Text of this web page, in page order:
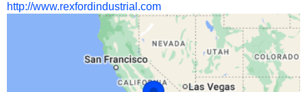
http://www.rexfordindustrial.com